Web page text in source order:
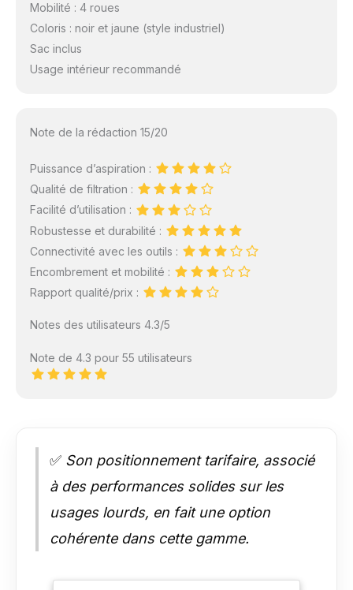
Mobilité : 4 roues
Coloris : noir et jaune (style industriel)
Sac inclus
Usage intérieur recommandé
Note de la rédaction 15/20
Puissance d’aspiration :
Qualité de filtration :
Facilité d’utilisation :
Robustesse et durabilité :
Connectivité avec les outils :
Encombrement et mobilité :
Rapport qualité/prix :
Notes des utilisateurs 4.3/5
Note de 4.3 pour 55 utilisateurs
✅ Son positionnement tarifaire, associé
à des performances solides sur les
usages lourds, en fait une option
cohérente dans cette gamme.